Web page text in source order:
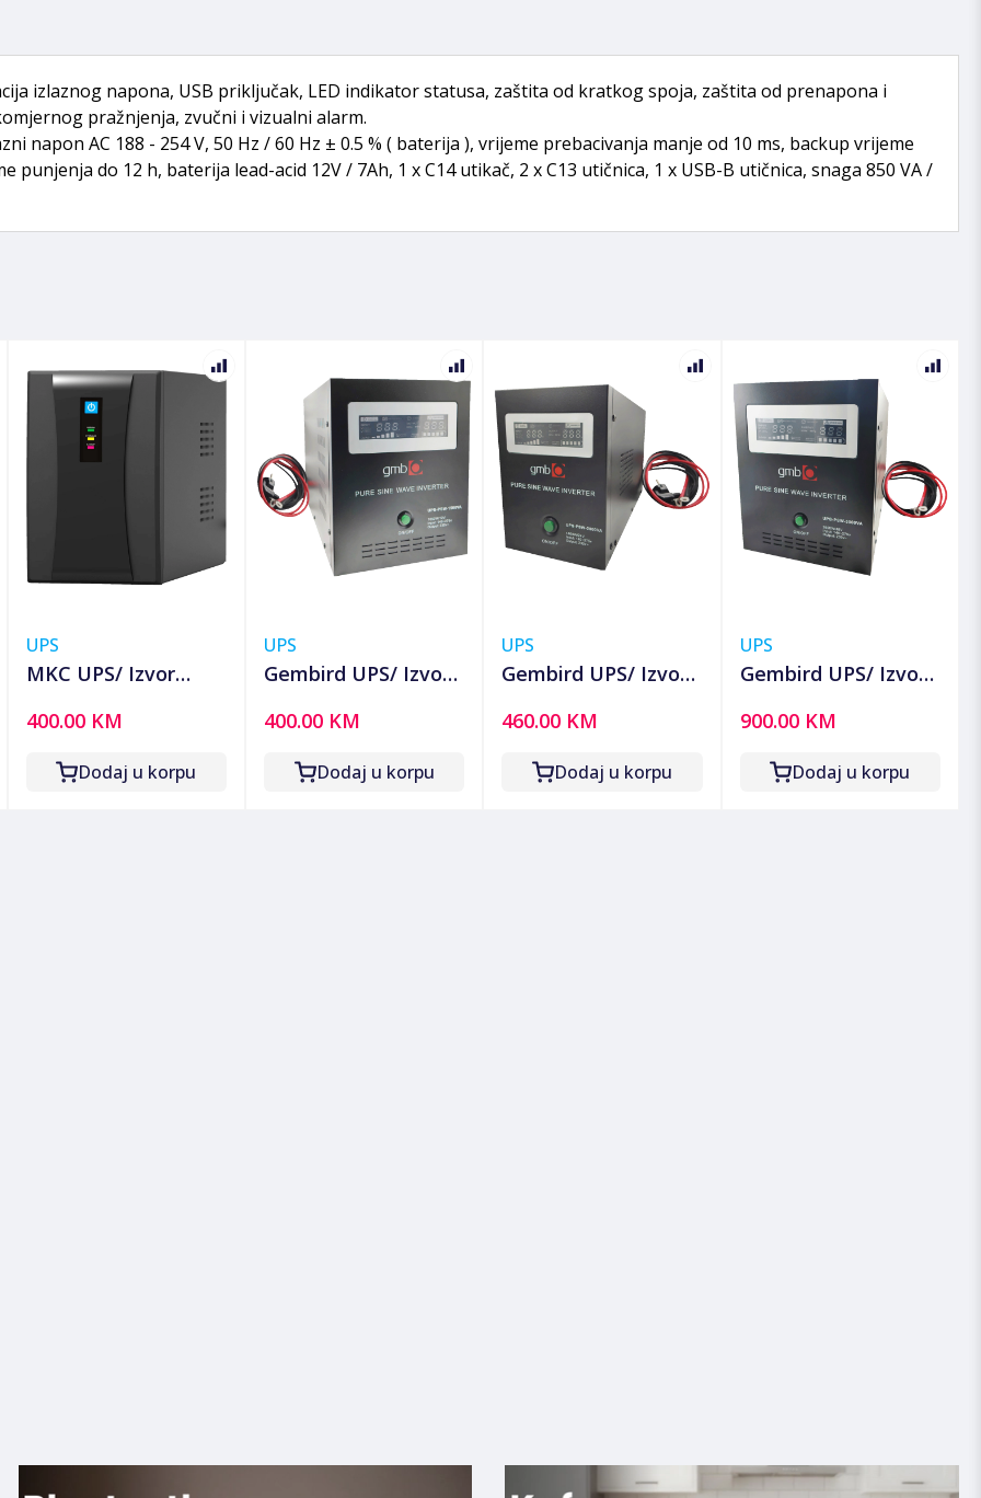
izlaznog napona, USB priključak, LED indikator statusa, zaštita od kratkog spoja, zaštita od prenapona i
pražnjenja, zvučni i vizualni alarm.
napon AC 188 - 254 V, 50 Hz / 60 Hz ± 0.5 % ( baterija ), vrijeme prebacivanja manje od 10 ms, backup vrijeme
do 12 h, baterija lead-acid 12V / 7Ah, 1 x C14 utikač, 2 x C13 utičnica, 1 x USB-B utičnica, snaga 850 VA /
UPS
MKC UPS/ Izvor
napajanja, 2000VA,
1200W - MK-
400.00 KM
Dodaj u korpu
UPS
Gembird UPS/ Izvor
napajanja, 1500VA,
1050W - UPS-PSW-
400.00 KM
Dodaj u korpu
UPS
Gembird UPS/ Izvor
napajanja, 2000VA,
1400W - UPS-PSW-
460.00 KM
Dodaj u korpu
UPS
Gembird UPS/ Izvor
napajanja, 5000VA,
3500 W - UPS-PSW-
900.00 KM
Dodaj u korpu